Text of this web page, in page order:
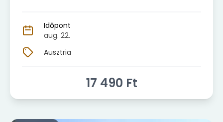
Időpont
aug. 22.
Ausztria
17 490 Ft